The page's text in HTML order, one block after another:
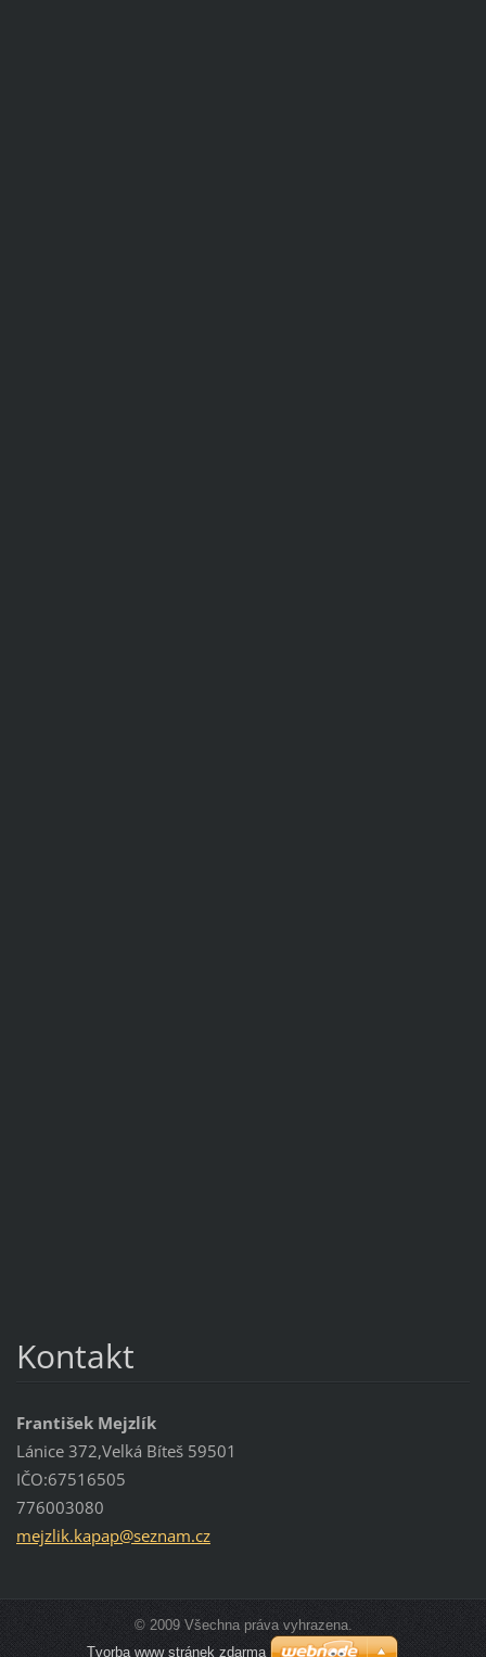
Kontakt
František Mejzlík
Lánice 372,Velká Bíteš 59501
IČO:67516505
776003080
mejzlik.kapap@seznam.cz
© 2009 Všechna práva vyhrazena.
Tvorba www stránek zdarma